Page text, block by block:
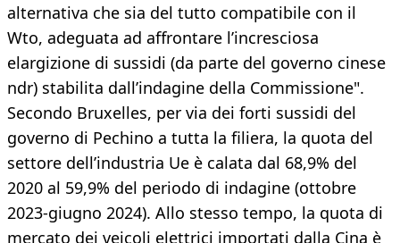
alternativa che sia del tutto compatibile con il
Wto, adeguata ad affrontare l’incresciosa
elargizione di sussidi (da parte del governo cinese
ndr) stabilita dall’indagine della Commissione".
Secondo Bruxelles, per via dei forti sussidi del
governo di Pechino a tutta la filiera, la quota del
settore dell’industria Ue è calata dal 68,9% del
2020 al 59,9% del periodo di indagine (ottobre
2023-giugno 2024). Allo stesso tempo, la quota di
mercato dei veicoli elettrici importati dalla Cina è